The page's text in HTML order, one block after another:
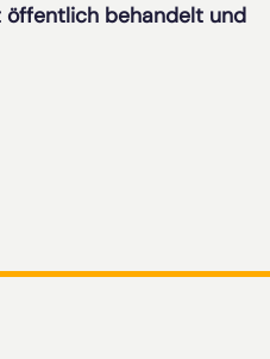
öffentlich behandelt und